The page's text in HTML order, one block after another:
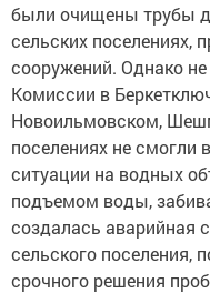
были очищены трубы
сельских поселениях,
сооружений. Однако не
Комиссии в
Новоильмовском,
поселениях не смогли
ситуации на водных
подъемом воды,
создалась аварийная
сельского поселения,
срочного решения